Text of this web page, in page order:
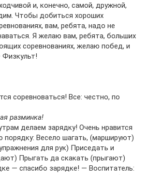
и, конечно, самой, дружной,
Чтобы добиться хороших
вам, ребята, надо не
Я желаю вам, ребята, больших
соревнованиях, желаю побед, и
соревноваться! Все: честно, по
разминка!
делаем зарядку! Очень нравится
порядку: Весело шагать, (маршируют)
для рук) Приседать и
Прыгать да скакать (прыгают)
— спасибо зарядке! — Воспитатель: